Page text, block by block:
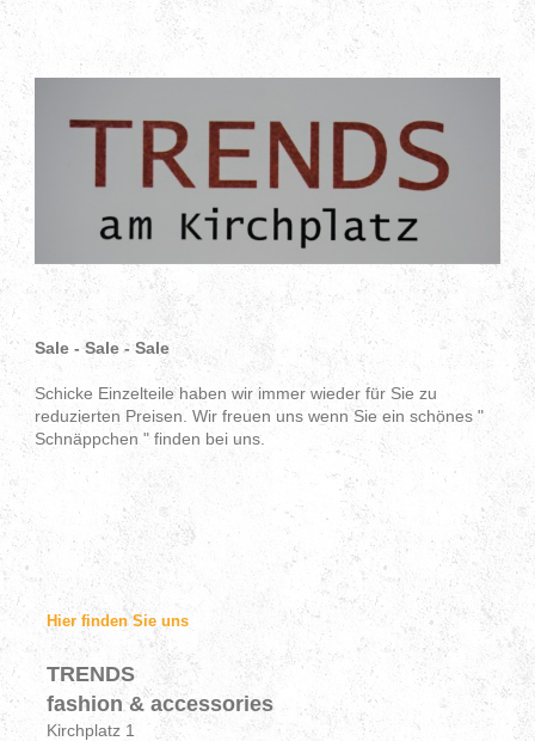
Sale - Sale - Sale
Schicke Einzelteile haben wir immer wieder für Sie zu
reduzierten Preisen. Wir freuen uns wenn Sie ein schönes "
Schnäppchen " finden bei uns.
Hier finden Sie uns
TRENDS
fashion & accessories
Kirchplatz 1